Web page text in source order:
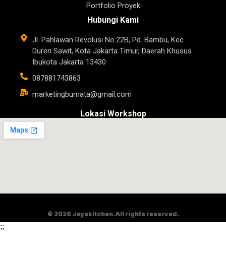
Portfolio Proyek
Hubungi Kami
Jl. Pahlawan Revolusi No.22B, Pd. Bambu, Kec.
Duren Sawit, Kota Jakarta Timur, Daerah Khusus
Ibukota Jakarta 13430
087881743863
marketingbumata@gmail.com
Lokasi Workshop
© 2026 Jayakitchen. All rights reserved.
;;